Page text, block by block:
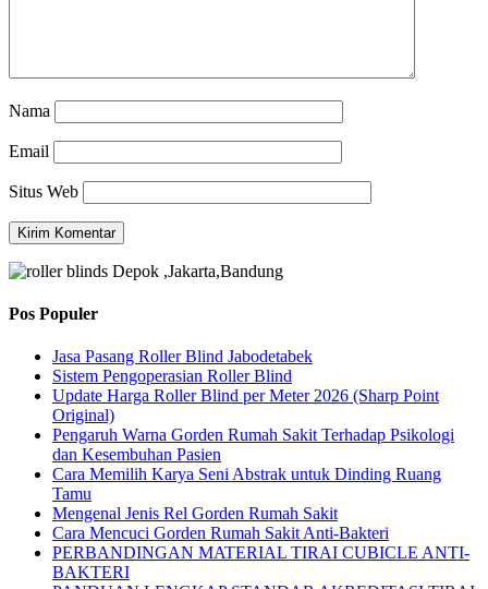
Nama
Email
Situs Web
Pos Populer
Jasa Pasang Roller Blind Jabodetabek
Sistem Pengoperasian Roller Blind
Update Harga Roller Blind per Meter 2026 (Sharp Point
Original)
Pengaruh Warna Gorden Rumah Sakit Terhadap Psikologi
dan Kesembuhan Pasien
Cara Memilih Karya Seni Abstrak untuk Dinding Ruang
Tamu
Mengenal Jenis Rel Gorden Rumah Sakit
Cara Mencuci Gorden Rumah Sakit Anti-Bakteri
PERBANDINGAN MATERIAL TIRAI CUBICLE ANTI-
BAKTERI